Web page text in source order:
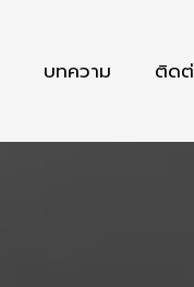
บทความ ติดต่